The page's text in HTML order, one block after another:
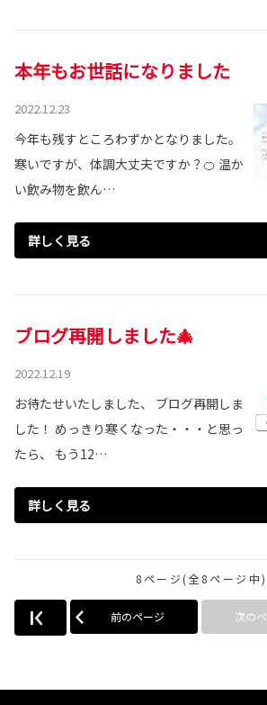
本年もお世話になりました
2022.12.23
今年も残すところわずかとなりました。
寒いですが、体調大丈夫ですか？🍊 温か
い飲み物を飲ん…
詳しく見る
ブログ再開しました🎄
2022.12.19
お待たせいたしました、 ブログ再開しま
した！ めっきり寒くなった・・・と思っ
たら、 もう12…
詳しく見る
8ページ(全8ページ中)
前のページ 次の